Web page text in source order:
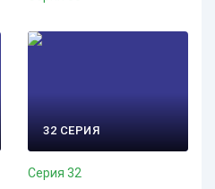
32 СЕРИЯ
Серия 32